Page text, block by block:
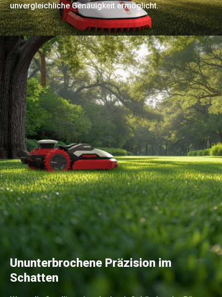
unvergleichliche Genauigkeit ermöglicht.
Ununterbrochene Präzision im
Schatten